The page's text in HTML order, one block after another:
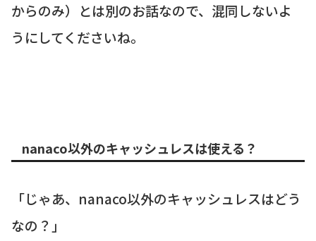
からのみ）とは別のお話なので、混同しないよ
うにしてくださいね。
nanaco以外のキャッシュレスは使える？
「じゃあ、nanaco以外のキャッシュレスはどう
なの？」